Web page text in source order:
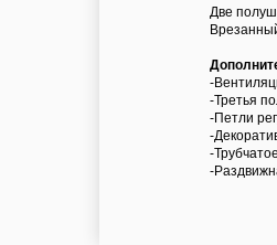
Две
-
-Третья
-Петли
-
-
-